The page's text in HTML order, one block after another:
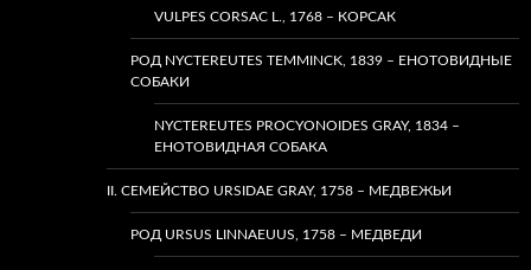
VULPES CORSAC L., 1768 – КОРСАК
РОД NYCTEREUTES TEMMINCK, 1839 – ЕНОТОВИДНЫЕ
СОБАКИ
NYCTEREUTES PROCYONOIDES GRAY, 1834 –
ЕНОТОВИДНАЯ СОБАКА
II. СЕМЕЙСТВО URSIDAE GRAY, 1758 – МЕДВЕЖЬИ
РОД URSUS LINNAEUUS, 1758 – МЕДВЕДИ